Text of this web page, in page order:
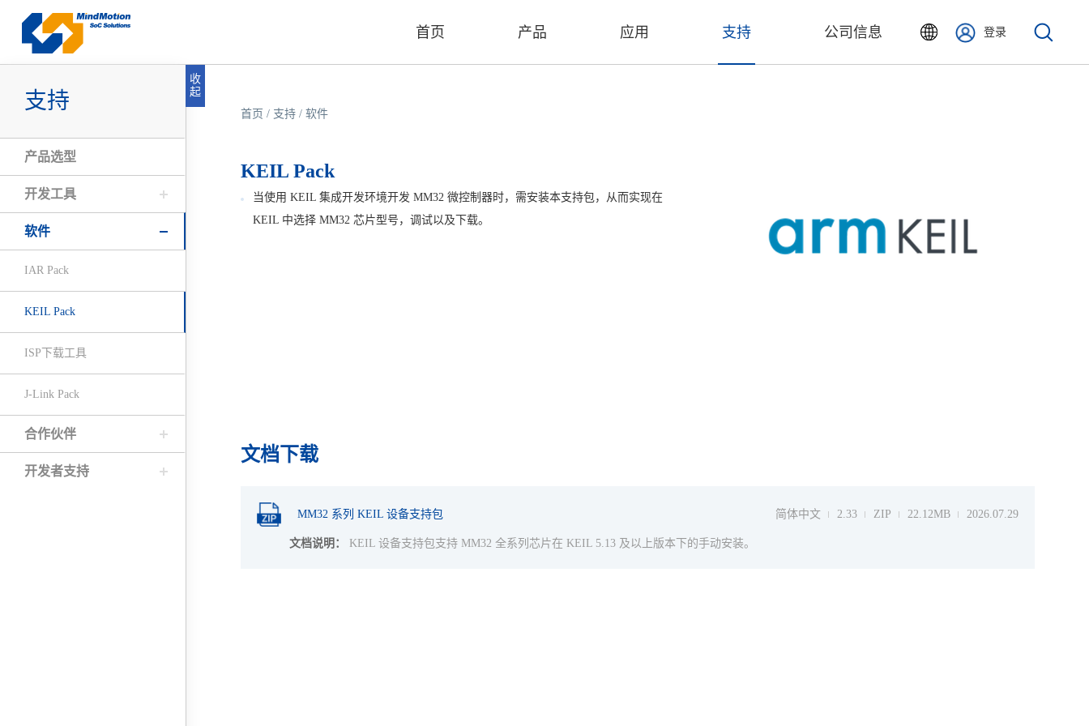
首页 产品 应用 支持 公司信息 登录
收
起
支持
产品选型
开发工具
软件
IAR Pack
KEIL Pack
ISP下载工具
J-Link Pack
合作伙伴
开发者支持
首页 / 支持 /软件
KEIL Pack
当使用 KEIL 集成开发环境开发 MM32 微控制器时，需安装本支持包，从而实现在
KEIL 中选择 MM32 芯片型号，调试以及下载。
文档下载
MM32 系列 KEIL 设备支持包 简体中文 2.33 ZIP 22.12MB 2026.07.29
文档说明： KEIL 设备支持包支持 MM32 全系列芯片在 KEIL 5.13 及以上版本下的手动安装。